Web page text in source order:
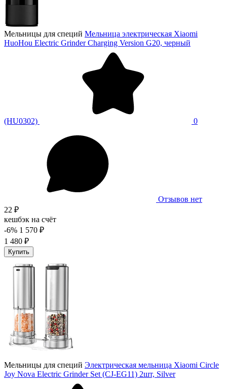
Мельницы для специй Мельница электрическая Xiaomi
HuoHou Electric Grinder Charging Version G20, черный
(HU0302) 0
Отзывов нет
22 ₽
кешбэк на счёт
-6% 1 570 ₽
1 480 ₽
Купить
Мельницы для специй Электрическая мельница Xiaomi Circle
Joy Nova Electric Grinder Set (CJ-EG11) 2шт, Silver